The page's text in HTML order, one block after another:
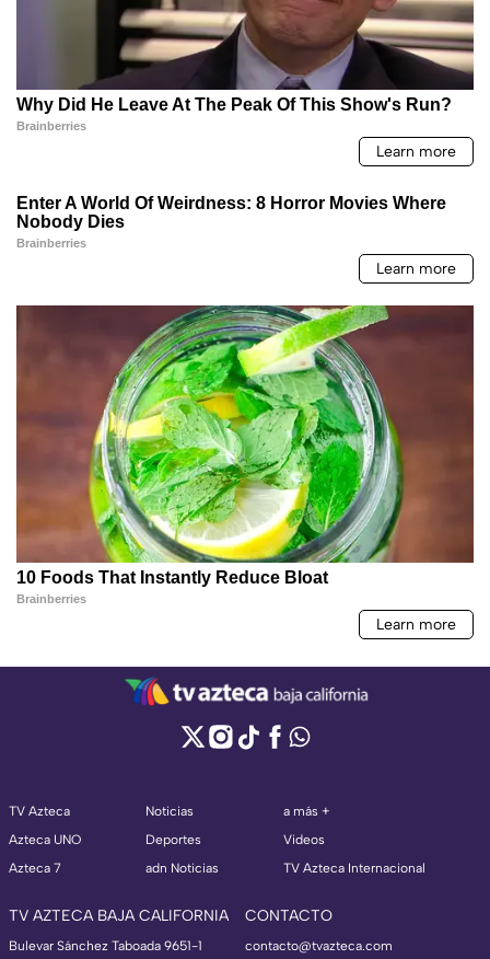
TV Azteca
Azteca UNO
Azteca 7
Noticias
Deportes
adn Noticias
a más +
Videos
TV Azteca Internacional
TV AZTECA BAJA CALIFORNIA
Bulevar Sánchez Taboada 9651-1
CONTACTO
contacto@tvazteca.com